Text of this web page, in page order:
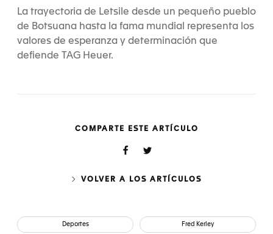
La trayectoria de Letsile desde un pequeño pueblo
de Botsuana hasta la fama mundial representa los
valores de esperanza y determinación que
defiende TAG Heuer.
COMPARTE ESTE ARTÍCULO
VOLVER A LOS ARTÍCULOS
Deportes Fred Kerley